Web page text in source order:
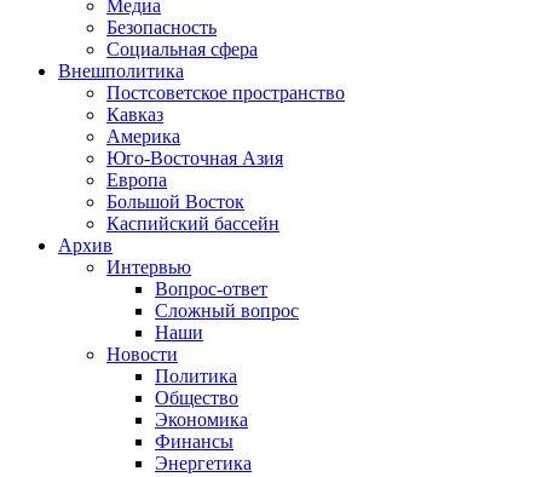
Медиа
Безопасность
Социальная сфера
Внешполитика
Постсоветское пространство
Кавказ
Америка
Юго-Восточная Азия
Европа
Большой Восток
Каспийский бассейн
Архив
Интервью
Вопрос-ответ
Сложный вопрос
Наши
Новости
Политика
Общество
Экономика
Финансы
Энергетика